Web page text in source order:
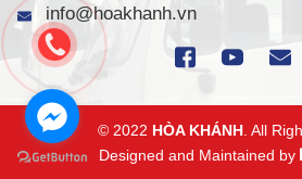
info@hoakhanh.vn
© 2022 HÒA KHÁNH. All
Designed and Maintained by